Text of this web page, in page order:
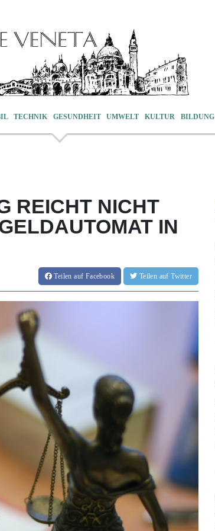
TECHNIK GESUNDHEIT UMWELT KULTUR BILDUNG
REICHT NICHT
IN
Teilenauf Facebook Teilen auf Twitter